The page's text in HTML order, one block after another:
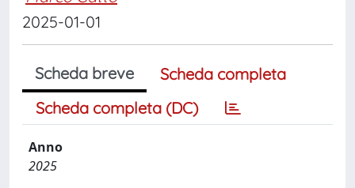
2025-01-01
Scheda breve
Scheda completa
Scheda completa (DC)
Anno
2025